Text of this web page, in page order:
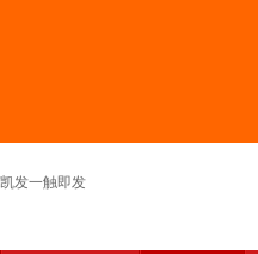
凯发一触即发